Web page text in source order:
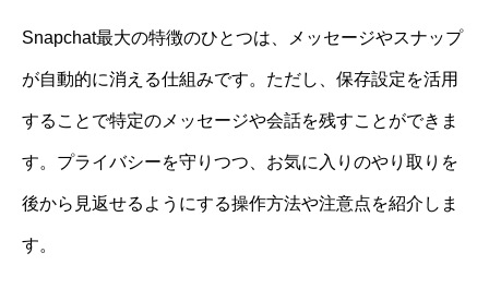
Snapchat最大の特徴のひとつは、メッセージやスナップ
が自動的に消える仕組みです。ただし、保存設定を活用
することで特定のメッセージや会話を残すことができま
す。プライバシーを守りつつ、お気に入りのやり取りを
後から見返せるようにする操作方法や注意点を紹介しま
す。